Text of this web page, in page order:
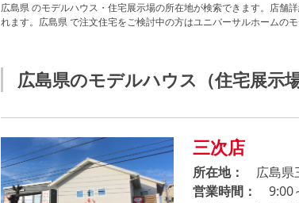
広島県 のモデルハウス・住宅展示場の所在地が検索できます。店舗
れます。広島県 で注文住宅をご検討中の方はユニバーサルホームの
広島県のモデルハウス（住宅展示場
三次店
所在地
広島県
営業時間
9:00